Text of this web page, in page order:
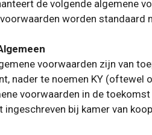
de volgende algemene
worden standaard
voorwaarden zijn van
nader te noemen KY (oftewel
voorwaarden in de
ingeschreven bij kamer van